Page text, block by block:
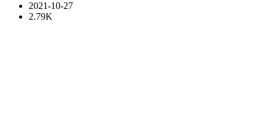
2021-10-27
2.79K